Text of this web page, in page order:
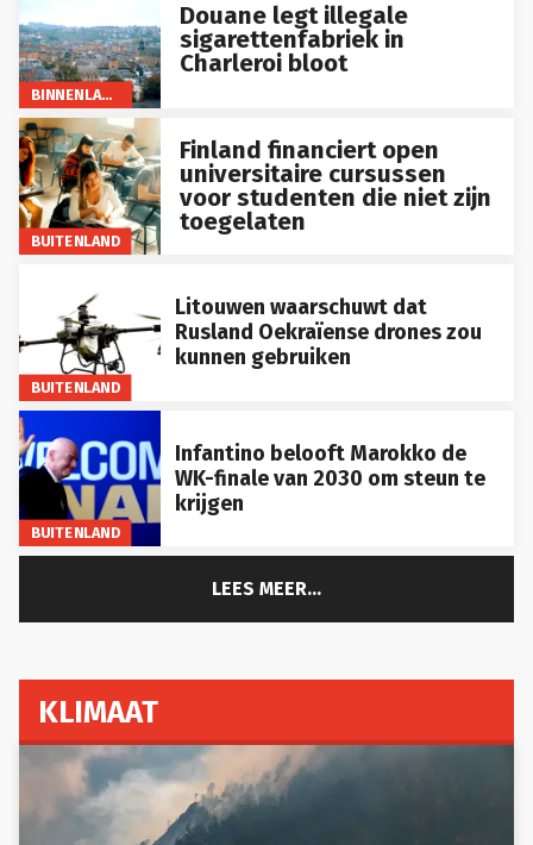
BINNENLAND
Douane legt illegale
sigarettenfabriek in
Charleroi bloot
BUITENLAND
Finland financiert open
universitaire cursussen
voor studenten die niet zijn
toegelaten
BUITENLAND
Litouwen waarschuwt dat
Rusland Oekraïense drones zou
kunnen gebruiken
BUITENLAND
Infantino belooft Marokko de
WK-finale van 2030 om steun te
krijgen
LEES MEER...
KLIMAAT